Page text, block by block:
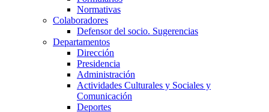
Normativas
Colaboradores
Defensor del socio. Sugerencias
Departamentos
Dirección
Presidencia
Administración
Actividades Culturales y Sociales y
Comunicación
Deportes